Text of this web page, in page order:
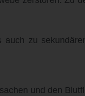
zu
und den